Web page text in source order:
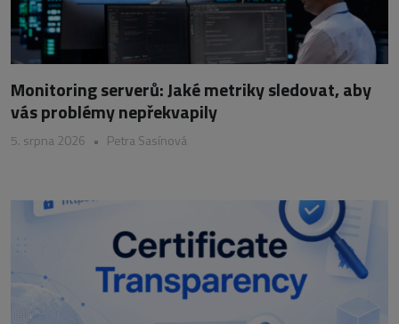
Monitoring serverů: Jaké metriky sledovat, aby
vás problémy nepřekvapily
5. srpna 2026 • Petra Sasínová